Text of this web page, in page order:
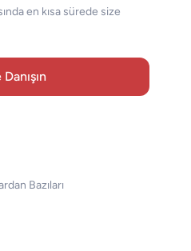
en kısa sürede size
Bazıları